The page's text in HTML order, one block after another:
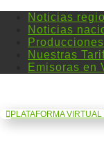
Noticias
Noticias
Producciones
Nuestras
Emisoras en
PLATAFORMA